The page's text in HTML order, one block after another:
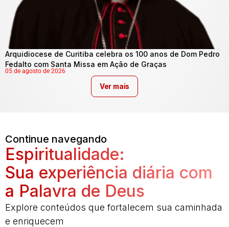
Arquidiocese de Curitiba celebra os 100 anos de Dom Pedro
Fedalto com Santa Missa em Ação de Graças
05 de agosto de 2026
Ver mais
Continue navegando
Espiritualidade:
Sua experiência diária com
a Palavra de Deus
Explore conteúdos que fortalecem sua caminhada
e enriquecem